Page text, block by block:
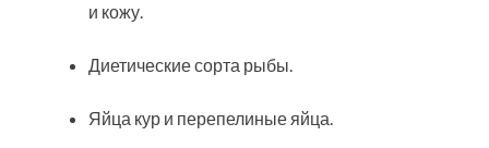
и кожу.
Диетические сорта рыбы.
Яйца кур и перепелиные яйца.